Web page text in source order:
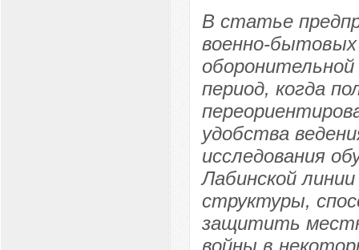
В статье
военно-бытовых
период, когда
удобства
исследования
Лабинской
структуры,
защитить